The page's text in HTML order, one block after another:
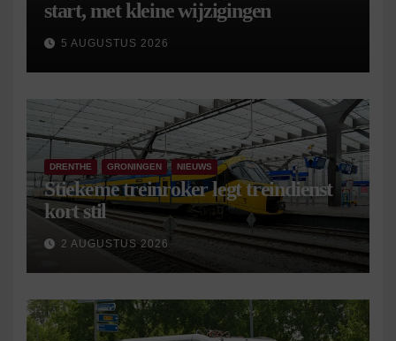
start, met kleine wijzigingen
5 AUGUSTUS 2026
DRENTHE GRONINGEN NIEUWS
Stiekeme treinroker legt treindienst
kort stil
2 AUGUSTUS 2026